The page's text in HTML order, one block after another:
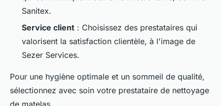
Sanitex.
Service client : Choisissez des prestataires qui
valorisent la satisfaction clientèle, à l'image de
Sezer Services.
Pour une hygiène optimale et un sommeil de qualité,
sélectionnez avec soin votre prestataire de nettoyage